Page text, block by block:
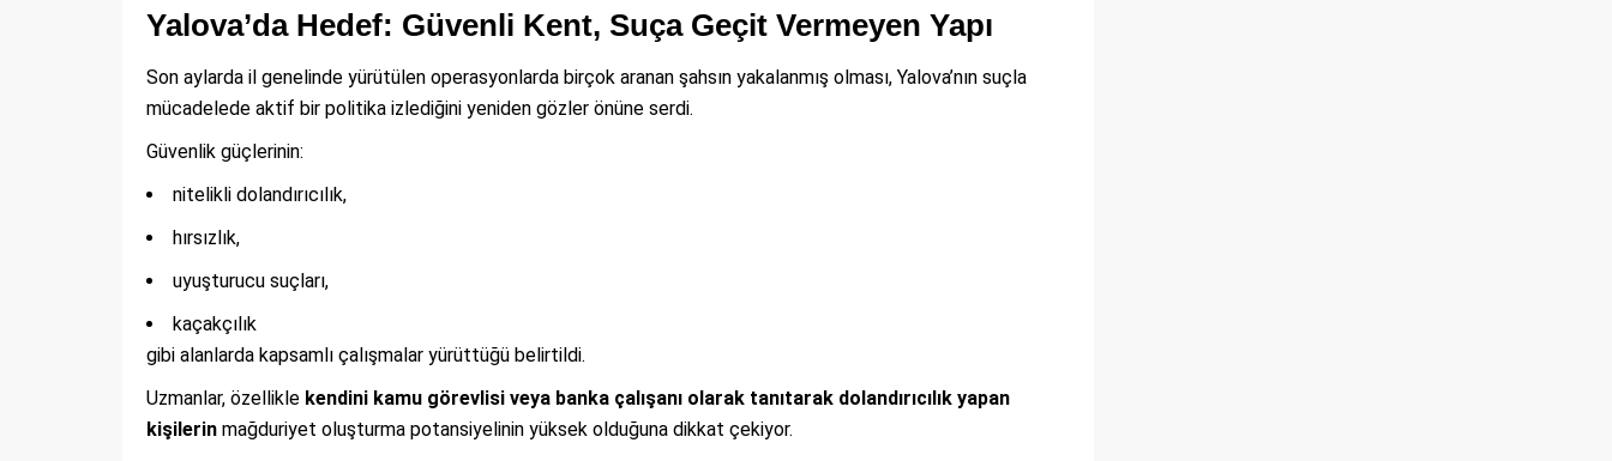
Yalova’da Hedef: Güvenli Kent, Suça Geçit Vermeyen Yapı
Son aylarda il genelinde yürütülen operasyonlarda birçok aranan şahsın yakalanmış olması, Yalova’nın suçla
mücadelede aktif bir politika izlediğini yeniden gözler önüne serdi.
Güvenlik güçlerinin:
nitelikli dolandırıcılık,
hırsızlık,
uyuşturucu suçları,
kaçakçılık
gibi alanlarda kapsamlı çalışmalar yürüttüğü belirtildi.
Uzmanlar, özellikle kendini kamu görevlisi veya banka çalışanı olarak tanıtarak dolandırıcılık yapan
kişilerin mağduriyet oluşturma potansiyelinin yüksek olduğuna dikkat çekiyor.